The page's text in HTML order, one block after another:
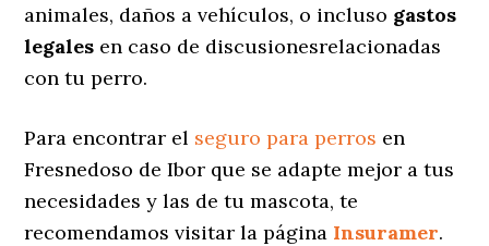
animales, daños a vehículos, o incluso gastos
legales en caso de discusionesrelacionadas
con tu perro.
Para encontrar el seguro para perros en
Fresnedoso de Ibor que se adapte mejor a tus
necesidades y las de tu mascota, te
recomendamos visitar la página Insuramer.